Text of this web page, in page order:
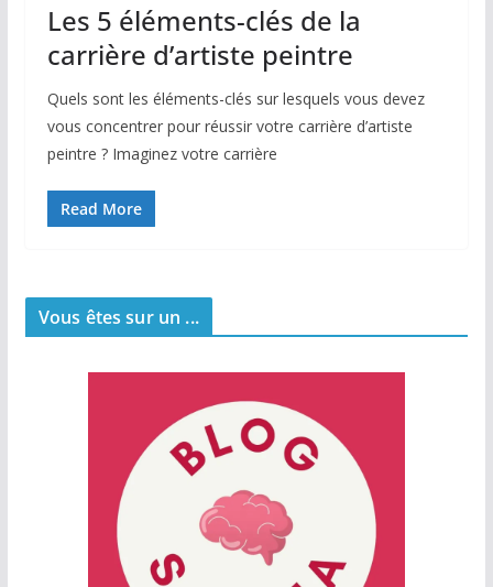
Les 5 éléments-clés de la
carrière d’artiste peintre
Quels sont les éléments-clés sur lesquels vous devez
vous concentrer pour réussir votre carrière d’artiste
peintre ? Imaginez votre carrière
Read More
Vous êtes sur un ...